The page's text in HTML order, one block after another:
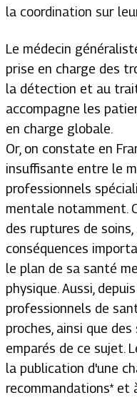
la coordination sur
Le médecin
prise en charge des
la détection et au
accompagne les
en charge globale.
Or, on constate en
insuffisante entre le
professionnels
mentale notamment.
des ruptures de
conséquences
le plan de sa santé
physique. Aussi,
professionnels de
proches, ainsi que
emparés de ce sujet.
la publication d'une
recommandations* et